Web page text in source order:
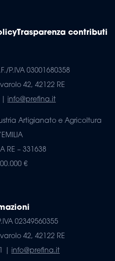
02349560355
42, 42122 RE
| info@prefina.it
P.IVA 03001680358
42, 42122 RE
| info@prefina.it
Artigianato e Agricoltura
RE – 331638
€
Trasparenza contributi